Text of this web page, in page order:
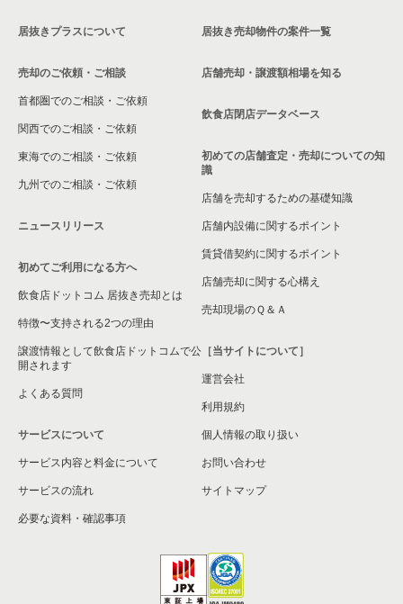
川崎市麻生区の飲食店の居抜き売却物件の案件一覧
相模原市中央区の飲食店の居抜き売却物件の案件一覧
横浜市保土ケ谷区の飲食店の居抜き売却物件の案件一覧
横浜市旭区の飲食店の居抜き売却物件の案件一覧
横浜市緑区の飲食店の居抜き売却物件の案件一覧
平塚市の飲食店の居抜き売却物件の案件一覧
横浜市港南区の飲食店の居抜き売却物件の案件一覧
横須賀市の飲食店の居抜き売却物件の案件一覧
三浦市の飲食店の居抜き売却物件の案件一覧
藤沢市の飲食店の居抜き売却物件の案件一覧
横浜市栄区の飲食店の居抜き売却物件の案件一覧
横浜市瀬谷区の飲食店の居抜き売却物件の案件一覧
居抜きプラスについて
売却のご依頼・ご相談
首都圏でのご相談・ご依頼
関西でのご相談・ご依頼
東海でのご相談・ご依頼
九州でのご相談・ご依頼
ニュースリリース
初めてご利用になる方へ
飲食店ドットコム 居抜き売却とは
特徴〜支持される2つの理由
譲渡情報として飲食店ドットコムで公
開されます
よくある質問
サービスについて
サービス内容と料金について
サービスの流れ
必要な資料・確認事項
居抜き売却物件の案件一覧
店舗売却・譲渡額相場を知る
飲食店閉店データベース
初めての店舗査定・売却についての知
識
店舗を売却するための基礎知識
店舗内設備に関するポイント
賃貸借契約に関するポイント
店舗売却に関する心構え
売却現場のＱ＆Ａ
［当サイトについて］
運営会社
利用規約
個人情報の取り扱い
お問い合わせ
サイトマップ